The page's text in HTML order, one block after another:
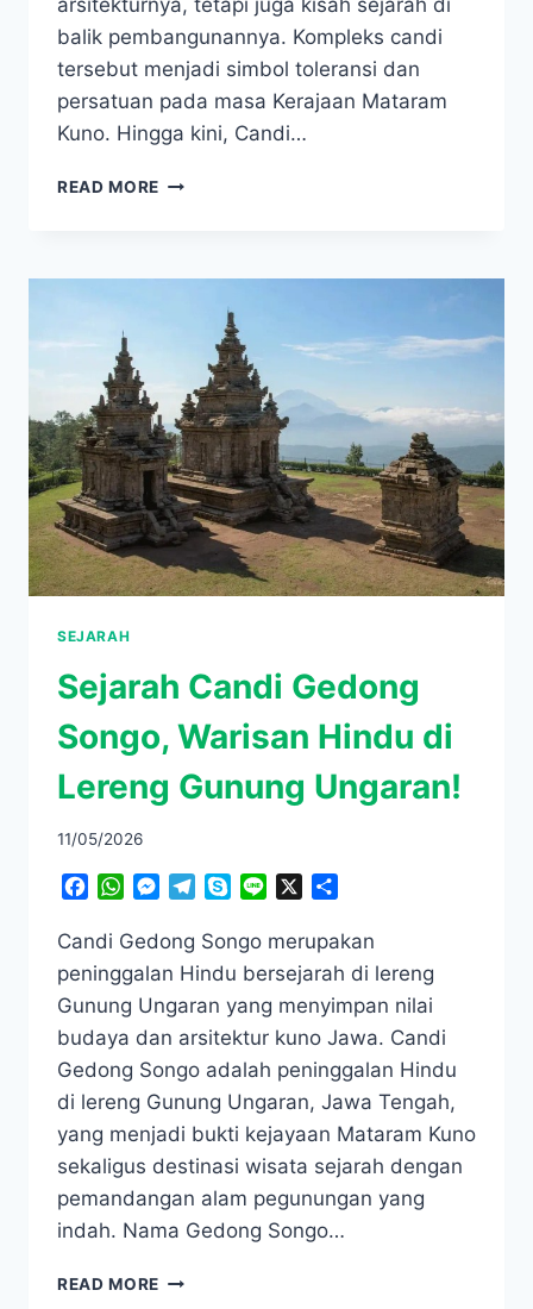
arsitekturnya, tetapi juga kisah sejarah di
balik pembangunannya. Kompleks candi
tersebut menjadi simbol toleransi dan
persatuan pada masa Kerajaan Mataram
Kuno. Hingga kini, Candi…
READ MORE BUKAN
SEJARAH
PLAOSAN
MASA
MATARAM
KUNO
SEJARAH
Sejarah Candi Gedong
Songo, Warisan Hindu di
Lereng Gunung Ungaran!
11/05/2026
Facebook
WhatsApp
Messenger
TelegramSkypeLine
Candi Gedong Songo merupakan
peninggalan Hindu bersejarah di lereng
Gunung Ungaran yang menyimpan nilai
budaya dan arsitektur kuno Jawa. Candi
Gedong Songo adalah peninggalan Hindu
di lereng Gunung Ungaran, Jawa Tengah,
yang menjadi bukti kejayaan Mataram Kuno
sekaligus destinasi wisata sejarah dengan
pemandangan alam pegunungan yang
indah. Nama Gedong Songo…
READ MORE SEJARAH